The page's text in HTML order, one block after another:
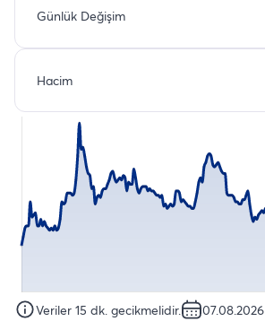
Günlük Değişim
Hacim
Veriler 15 dk. gecikmelidir. 07.08.2026